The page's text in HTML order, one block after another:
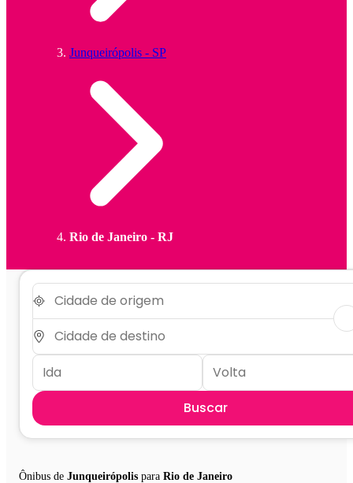
Junqueirópolis - SP
Rio de Janeiro - RJ
Buscar
Ônibus de Junqueirópolis para Rio de Janeiro